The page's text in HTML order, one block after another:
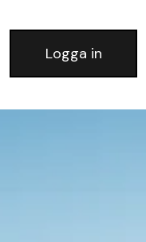
Logga in